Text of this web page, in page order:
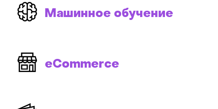
Машинное обучение
eСommerce